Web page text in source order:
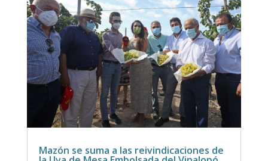
Mazón se suma a las reivindicaciones de